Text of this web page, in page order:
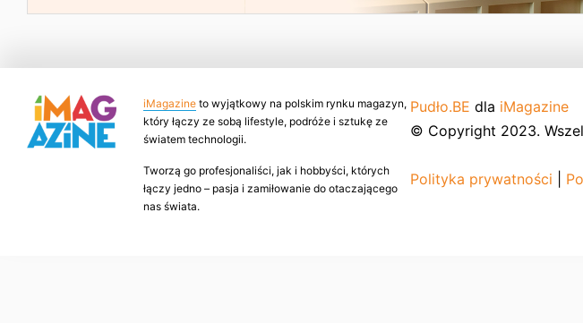
iMagazine to wyjątkowy na polskim rynku magazyn,
który łączy ze sobą lifestyle, podróże i sztukę ze
światem technologii.
Tworzą go profesjonaliści, jak i hobbyści, których
łączy jedno – pasja i zamiłowanie do otaczającego
nas świata.
Pudło.BE dla iMagazine
© Copyright 2023.
Polityka prywatności